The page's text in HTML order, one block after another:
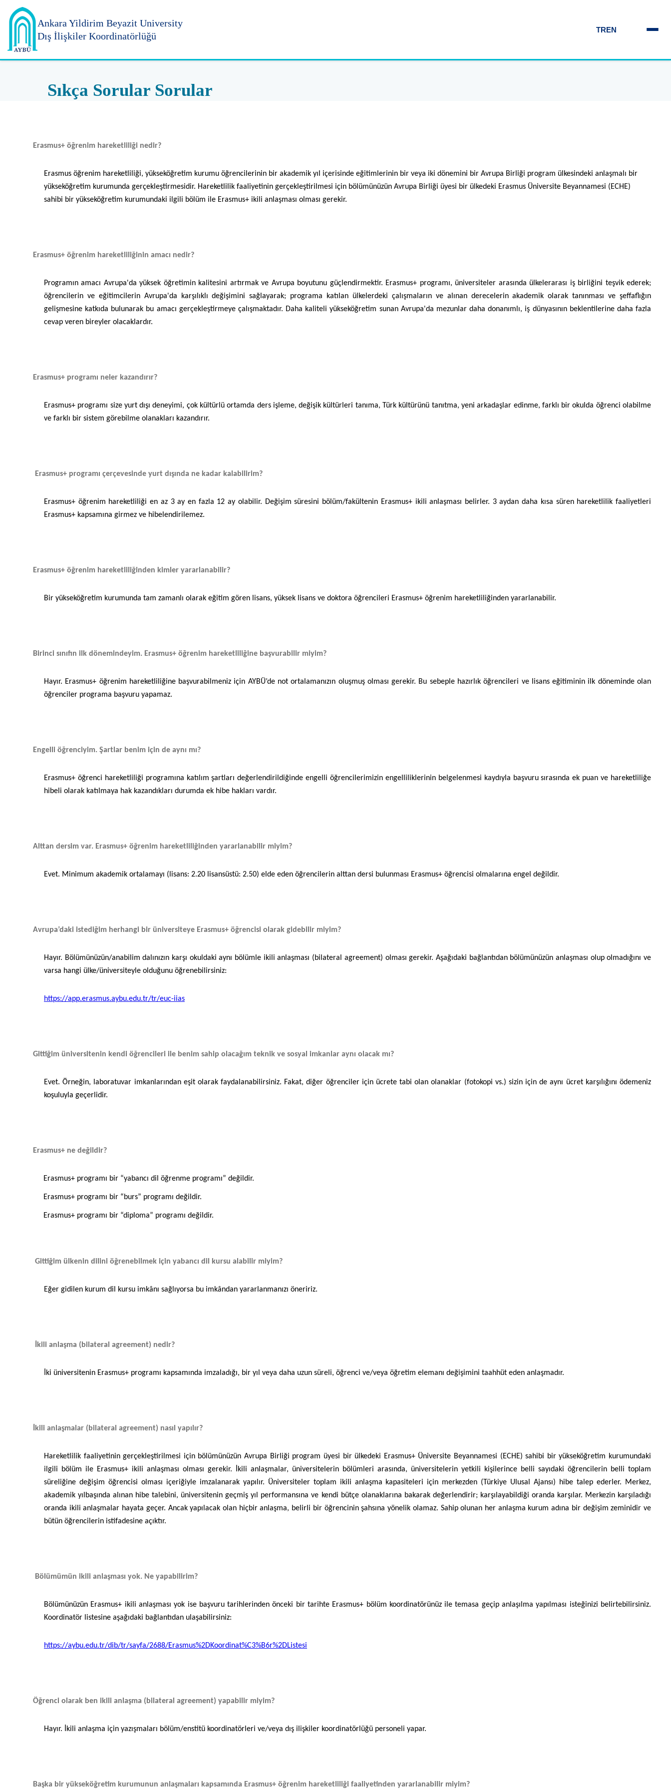
Ankara Yildirim Beyazit University
Dış İlişkiler Koordinatörlüğü
TREN
Sıkça Sorular Sorular
Erasmus+ öğrenim hareketliliği nedir?
Erasmus öğrenim hareketliliği, yükseköğretim kurumu öğrencilerinin bir akademik yıl içerisinde eğitimlerinin bir veya iki dönemini bir Avrupa Birliği program ülkesindeki anlaşmalı bir
yükseköğretim kurumunda gerçekleştirmesidir. Hareketlilik faaliyetinin gerçekleştirilmesi için bölümünüzün Avrupa Birliği üyesi bir ülkedeki Erasmus Üniversite Beyannamesi (ECHE)
sahibi bir yükseköğretim kurumundaki ilgili bölüm ile Erasmus+ ikili anlaşması olması gerekir.
Erasmus+ öğrenim hareketliliğinin amacı nedir?
Programın amacı Avrupa'da yüksek öğretimin kalitesini artırmak ve Avrupa boyutunu güçlendirmektir. Erasmus+ programı, üniversiteler arasında ülkelerarası iş birliğini teşvik ederek;
öğrencilerin ve eğitimcilerin Avrupa'da karşılıklı değişimini sağlayarak; programa katılan ülkelerdeki çalışmaların ve alınan derecelerin akademik olarak tanınması ve şeffaflığın
gelişmesine katkıda bulunarak bu amacı gerçekleştirmeye çalışmaktadır. Daha kaliteli yükseköğretim sunan Avrupa'da mezunlar daha donanımlı, iş dünyasının beklentilerine daha fazla
cevap veren bireyler olacaklardır.
Erasmus+ programı neler kazandırır?
Erasmus+ programı size yurt dışı deneyimi, çok kültürlü ortamda ders işleme, değişik kültürleri tanıma, Türk kültürünü tanıtma, yeni arkadaşlar edinme, farklı bir okulda öğrenci olabilme
ve farklı bir sistem görebilme olanakları kazandırır.
Erasmus+ programı çerçevesinde yurt dışında ne kadar kalabilirim?
Erasmus+ öğrenim hareketliliği en az 3 ay en fazla 12 ay olabilir. Değişim süresini bölüm/fakültenin Erasmus+ ikili anlaşması belirler. 3 aydan daha kısa süren hareketlilik faaliyetleri
Erasmus+ kapsamına girmez ve hibelendirilemez.
Erasmus+ öğrenim hareketliliğinden kimler yararlanabilir?
Bir yükseköğretim kurumunda tam zamanlı olarak eğitim gören lisans, yüksek lisans ve doktora öğrencileri Erasmus+ öğrenim hareketliliğinden yararlanabilir.
Birinci sınıfın ilk dönemindeyim. Erasmus+ öğrenim hareketliliğine başvurabilir miyim?
Hayır. Erasmus+ öğrenim hareketliliğine başvurabilmeniz için AYBÜ’de not ortalamanızın oluşmuş olması gerekir. Bu sebeple hazırlık öğrencileri ve lisans eğitiminin ilk döneminde olan
öğrenciler programa başvuru yapamaz.
Engelli öğrenciyim. Şartlar benim için de aynı mı?
Erasmus+ öğrenci hareketliliği programına katılım şartları değerlendirildiğinde engelli öğrencilerimizin engelliliklerinin belgelenmesi kaydıyla başvuru sırasında ek puan ve hareketliliğe
hibeli olarak katılmaya hak kazandıkları durumda ek hibe hakları vardır.
Alttan dersim var. Erasmus+ öğrenim hareketliliğinden yararlanabilir miyim?
Evet. Minimum akademik ortalamayı (lisans: 2.20 lisansüstü: 2.50) elde eden öğrencilerin alttan dersi bulunması Erasmus+ öğrencisi olmalarına engel değildir.
Avrupa’daki istediğim herhangi bir üniversiteye Erasmus+ öğrencisi olarak gidebilir miyim?
Hayır. Bölümünüzün/anabilim dalınızın karşı okuldaki aynı bölümle ikili anlaşması (bilateral agreement) olması gerekir. Aşağıdaki bağlantıdan bölümünüzün anlaşması olup olmadığını ve
varsa hangi ülke/üniversiteyle olduğunu öğrenebilirsiniz:
https://app.erasmus.aybu.edu.tr/tr/euc-iias
Gittiğim üniversitenin kendi öğrencileri ile benim sahip olacağım teknik ve sosyal imkanlar aynı olacak mı?
Evet. Örneğin, laboratuvar imkanlarından eşit olarak faydalanabilirsiniz. Fakat, diğer öğrenciler için ücrete tabi olan olanaklar (fotokopi vs.) sizin için de aynı ücret karşılığını ödemeniz
koşuluyla geçerlidir.
Erasmus+ ne değildir?
Erasmus+ programı bir “yabancı dil öğrenme programı” değildir.
Erasmus+ programı bir “burs” programı değildir.
Erasmus+ programı bir “diploma” programı değildir.
Gittiğim ülkenin dilini öğrenebilmek için yabancı dil kursu alabilir miyim?
Eğer gidilen kurum dil kursu imkânı sağlıyorsa bu imkândan yararlanmanızı öneririz.
İkili anlaşma (bilateral agreement) nedir?
İki üniversitenin Erasmus+ programı kapsamında imzaladığı, bir yıl veya daha uzun süreli, öğrenci ve/veya öğretim elemanı değişimini taahhüt eden anlaşmadır.
İkili anlaşmalar (bilateral agreement) nasıl yapılır?
Hareketlilik faaliyetinin gerçekleştirilmesi için bölümünüzün Avrupa Birliği program üyesi bir ülkedeki Erasmus+ Üniversite Beyannamesi (ECHE) sahibi bir yükseköğretim kurumundaki
ilgili bölüm ile Erasmus+ ikili anlaşması olması gerekir. İkili anlaşmalar, üniversitelerin bölümleri arasında, üniversitelerin yetkili kişilerince belli sayıdaki öğrencilerin belli toplam
süreliğine değişim öğrencisi olması içeriğiyle imzalanarak yapılır. Üniversiteler toplam ikili anlaşma kapasiteleri için merkezden (Türkiye Ulusal Ajansı) hibe talep ederler. Merkez,
akademik yılbaşında alınan hibe talebini, üniversitenin geçmiş yıl performansına ve kendi bütçe olanaklarına bakarak değerlendirir; karşılayabildiği oranda karşılar. Merkezin karşıladığı
oranda ikili anlaşmalar hayata geçer. Ancak yapılacak olan hiçbir anlaşma, belirli bir öğrencinin şahsına yönelik olamaz. Sahip olunan her anlaşma kurum adına bir değişim zeminidir ve
bütün öğrencilerin istifadesine açıktır.
Bölümümün ikili anlaşması yok. Ne yapabilirim?
Bölümünüzün Erasmus+ ikili anlaşması yok ise başvuru tarihlerinden önceki bir tarihte Erasmus+ bölüm koordinatörünüz ile temasa geçip anlaşılma yapılması isteğinizi belirtebilirsiniz.
Koordinatör listesine aşağıdaki bağlantıdan ulaşabilirsiniz:
https://aybu.edu.tr/dib/tr/sayfa/2688/Erasmus%2DKoordinat%C3%B6r%2DListesi
Öğrenci olarak ben ikili anlaşma (bilateral agreement) yapabilir miyim?
Hayır. İkili anlaşma için yazışmaları bölüm/enstitü koordinatörleri ve/veya dış ilişkiler koordinatörlüğü personeli yapar.
Başka bir yükseköğretim kurumunun anlaşmaları kapsamında Erasmus+ öğrenim hareketliliği faaliyetinden yararlanabilir miyim?